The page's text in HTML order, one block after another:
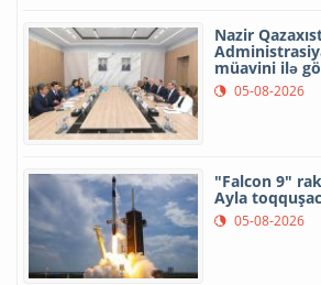
Nazir
müavini ilə
05-08-2026
"Falcon 9"
Ayla
05-08-2026